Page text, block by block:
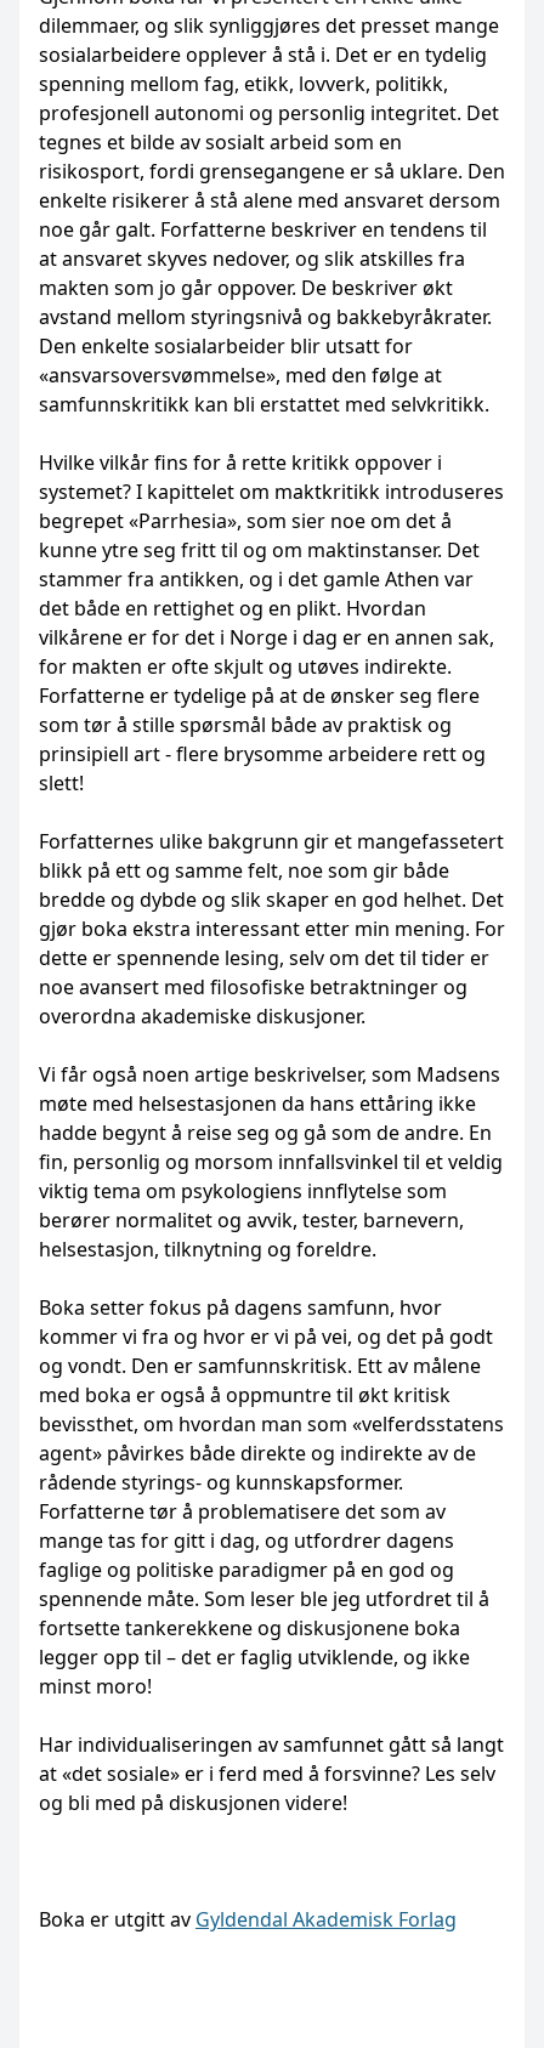
dilemmaer, og slik synliggjøres det presset mange
sosialarbeidere opplever å stå i. Det er en tydelig
spenning mellom fag, etikk, lovverk, politikk,
profesjonell autonomi og personlig integritet. Det
tegnes et bilde av sosialt arbeid som en
risikosport, fordi grensegangene er så uklare. Den
enkelte risikerer å stå alene med ansvaret dersom
noe går galt. Forfatterne beskriver en tendens til
at ansvaret skyves nedover, og slik atskilles fra
makten som jo går oppover. De beskriver økt
avstand mellom styringsnivå og bakkebyråkrater.
Den enkelte sosialarbeider blir utsatt for
«ansvarsoversvømmelse», med den følge at
samfunnskritikk kan bli erstattet med selvkritikk.
Hvilke vilkår fins for å rette kritikk oppover i
systemet? I kapittelet om maktkritikk introduseres
begrepet «Parrhesia», som sier noe om det å
kunne ytre seg fritt til og om maktinstanser. Det
stammer fra antikken, og i det gamle Athen var
det både en rettighet og en plikt. Hvordan
vilkårene er for det i Norge i dag er en annen sak,
for makten er ofte skjult og utøves indirekte.
Forfatterne er tydelige på at de ønsker seg flere
som tør å stille spørsmål både av praktisk og
prinsipiell art - flere brysomme arbeidere rett og
slett!
Forfatternes ulike bakgrunn gir et mangefassetert
blikk på ett og samme felt, noe som gir både
bredde og dybde og slik skaper en god helhet. Det
gjør boka ekstra interessant etter min mening. For
dette er spennende lesing, selv om det til tider er
noe avansert med filosofiske betraktninger og
overordna akademiske diskusjoner.
Vi får også noen artige beskrivelser, som Madsens
møte med helsestasjonen da hans ettåring ikke
hadde begynt å reise seg og gå som de andre. En
fin, personlig og morsom innfallsvinkel til et veldig
viktig tema om psykologiens innflytelse som
berører normalitet og avvik, tester, barnevern,
helsestasjon, tilknytning og foreldre.
Boka setter fokus på dagens samfunn, hvor
kommer vi fra og hvor er vi på vei, og det på godt
og vondt. Den er samfunnskritisk. Ett av målene
med boka er også å oppmuntre til økt kritisk
bevissthet, om hvordan man som «velferdsstatens
agent» påvirkes både direkte og indirekte av de
rådende styrings- og kunnskapsformer.
Forfatterne tør å problematisere det som av
mange tas for gitt i dag, og utfordrer dagens
faglige og politiske paradigmer på en god og
spennende måte. Som leser ble jeg utfordret til å
fortsette tankerekkene og diskusjonene boka
legger opp til – det er faglig utviklende, og ikke
minst moro!
Har individualiseringen av samfunnet gått så langt
at «det sosiale» er i ferd med å forsvinne? Les selv
og bli med på diskusjonen videre!
Boka er utgitt av Gyldendal Akademisk Forlag